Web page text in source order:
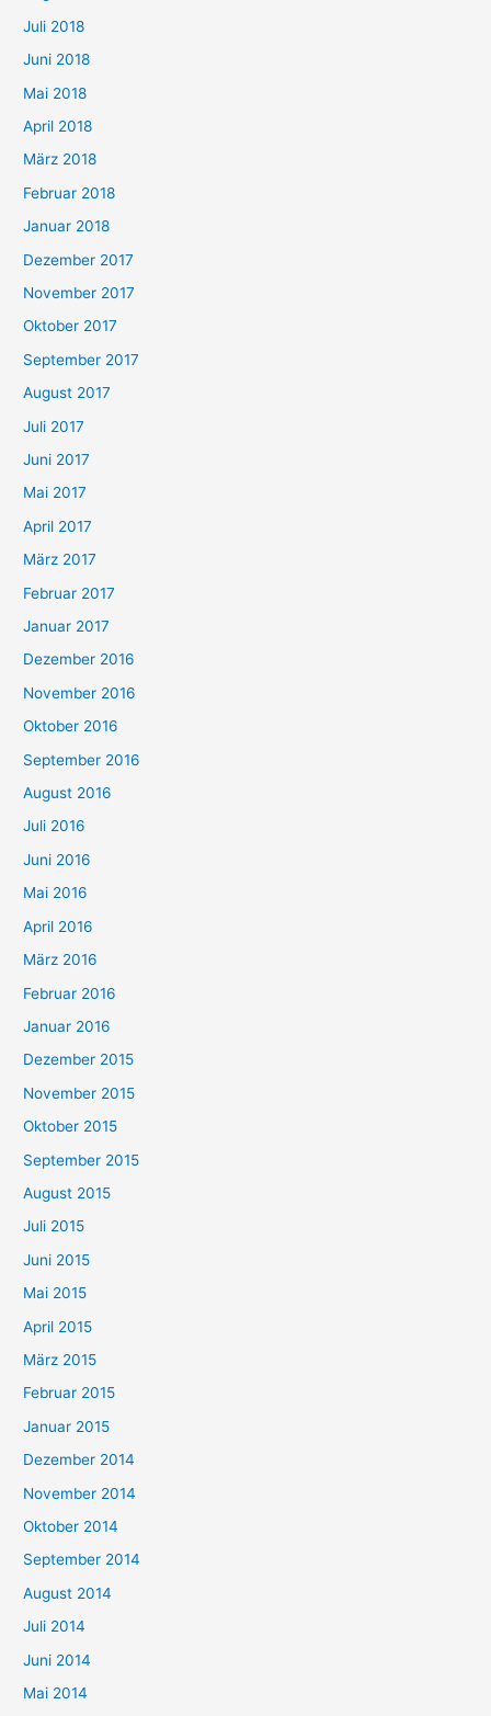
Juli 2018
Juni 2018
Mai 2018
April 2018
März 2018
Februar 2018
Januar 2018
Dezember 2017
November 2017
Oktober 2017
September 2017
August 2017
Juli 2017
Juni 2017
Mai 2017
April 2017
März 2017
Februar 2017
Januar 2017
Dezember 2016
November 2016
Oktober 2016
September 2016
August 2016
Juli 2016
Juni 2016
Mai 2016
April 2016
März 2016
Februar 2016
Januar 2016
Dezember 2015
November 2015
Oktober 2015
September 2015
August 2015
Juli 2015
Juni 2015
Mai 2015
April 2015
März 2015
Februar 2015
Januar 2015
Dezember 2014
November 2014
Oktober 2014
September 2014
August 2014
Juli 2014
Juni 2014
Mai 2014